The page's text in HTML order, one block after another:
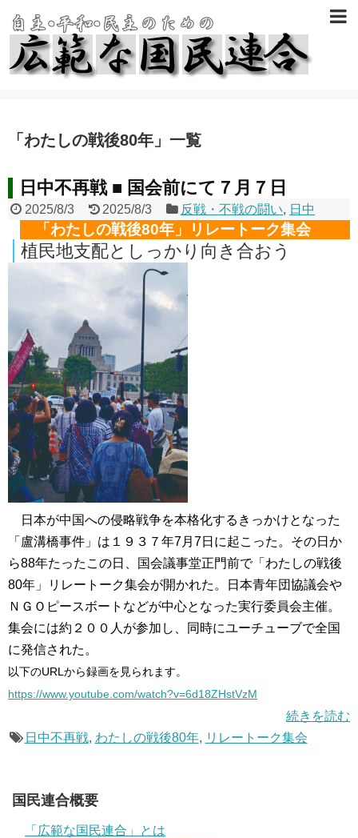
「 わたしの戦後80年 」 一覧
日中不再戦 ■ 国会前にて７月７日
2025/8/3 2025/8/3 反戦・不戦の闘い, 日中
「わたしの戦後80年」リレートーク集会
植民地支配としっかり向き合おう
日本が中国への侵略戦争を本格化するきっかけとなった
「盧溝橋事件」は１９３７年7月7日に起こった。その日か
ら88年たったこの日、国会議事堂正門前で「わたしの戦後
80年」リレートーク集会が開かれた。日本青年団協議会や
ＮＧＯピースボートなどが中心となった実行委員会主催。
集会には約２００人が参加し、同時にユーチューブで全国
に発信された。
以下のURLから録画を見られます。
https://www.youtube.com/watch?v=6d18ZHstVzM
続きを読む
日中不再戦, わたしの戦後80年, リレートーク集会
国民連合概要
「広範な国民連合」とは